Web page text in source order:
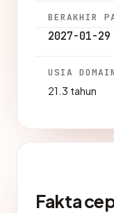
BERAKHIR
2027-01-29
USIA DOMAIN
21.3 tahun
Fakta